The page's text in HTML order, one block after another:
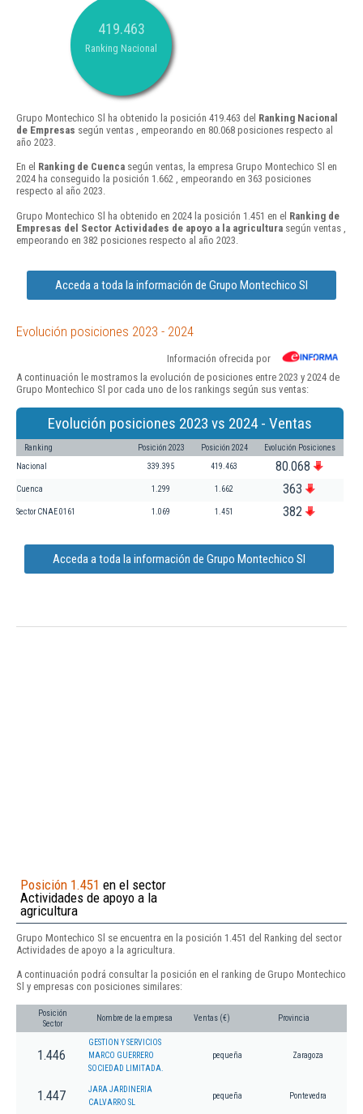
419.463
Ranking Nacional
Grupo Montechico Sl ha obtenido la posición 419.463 del Ranking Nacional
de Empresas según ventas , empeorando en 80.068 posiciones respecto al
año 2023.
En el Ranking de Cuenca según ventas, la empresa Grupo Montechico Sl en
2024 ha conseguido la posición 1.662 , empeorando en 363 posiciones
respecto al año 2023.
Grupo Montechico Sl ha obtenido en 2024 la posición 1.451 en el Ranking de
Empresas del Sector Actividades de apoyo a la agricultura según ventas ,
empeorando en 382 posiciones respecto al año 2023.
Acceda a toda la información de Grupo Montechico Sl
Evolución posiciones 2023 - 2024
Información ofrecida por
A continuación le mostramos la evolución de posiciones entre 2023 y 2024 de
Grupo Montechico Sl por cada uno de los rankings según sus ventas:
Evolución posiciones 2023 vs 2024 - Ventas
Ranking Posición 2023 Posición 2024 Evolución Posiciones
Nacional 339.395 419.463 80.068
Cuenca 1.299 1.662 363
Sector CNAE 0161 1.069 1.451 382
Acceda a toda la información de Grupo Montechico Sl
Posición 1.451 en el sector
Actividades de apoyo a la
agricultura
Grupo Montechico Sl se encuentra en la posición 1.451 del Ranking del sector
Actividades de apoyo a la agricultura.
A continuación podrá consultar la posición en el ranking de Grupo Montechico
Sl y empresas con posiciones similares:
Posición
Sector
Nombre de la empresa Ventas (€) Provincia
1.446
GESTION Y SERVICIOS
MARCO GUERRERO
SOCIEDAD LIMITADA.
pequeña Zaragoza
1.447
JARA JARDINERIA
CALVARRO SL
pequeña Pontevedra